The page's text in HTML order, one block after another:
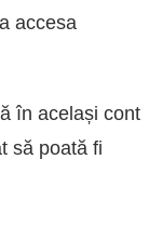
accesa
în același cont
să poată fi